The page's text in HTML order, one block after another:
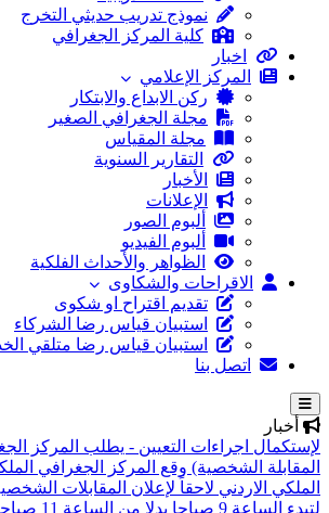
نموذج تدريب حديثي التخرج
كلية المركز الجغرافي
اخبار
المركز الإعلامي
ركن الابداع والابتكار
مجلة الجغرافي الصغير
مجلة المقياس
التقارير السنوية
الأخبار
الإعلانات
ألبوم الصور
ألبوم الفيديو
الظواهر والأحداث الفلكية
الاقراحات والشكاوى
تقديم اقتراح او شكوى
استبيان قياس رضا الشركاء
استبيان قياس رضا متلقي
اتصل بنا
أخبار
لإستكمال اجراءات التعيين - يطلب المركز
المقابلة الشخصية) وقع المركز الجغرافي
لتبدء الساعة 9 صباحا بدلا من الساعة 11 صباحا يوم الاثنين الموافق 20/7/2026 وهو نفس التاريخ المعلن.